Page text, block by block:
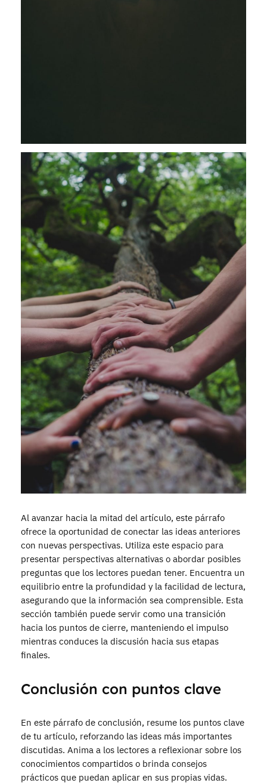
Al avanzar hacia la mitad del artículo, este párrafo
ofrece la oportunidad de conectar las ideas anteriores
con nuevas perspectivas. Utiliza este espacio para
presentar perspectivas alternativas o abordar posibles
preguntas que los lectores puedan tener. Encuentra un
equilibrio entre la profundidad y la facilidad de lectura,
asegurando que la información sea comprensible. Esta
sección también puede servir como una transición
hacia los puntos de cierre, manteniendo el impulso
mientras conduces la discusión hacia sus etapas
finales.
Conclusión con puntos clave
En este párrafo de conclusión, resume los puntos clave
de tu artículo, reforzando las ideas más importantes
discutidas. Anima a los lectores a reflexionar sobre los
conocimientos compartidos o brinda consejos
prácticos que puedan aplicar en sus propias vidas.